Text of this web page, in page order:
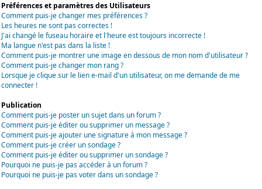
Préférences et paramètres des Utilisateurs
Comment puis-je changer mes préférences ?
Les heures ne sont pas correctes !
J'ai changé le fuseau horaire et l'heure est toujours incorrecte !
Ma langue n'est pas dans la liste !
Comment puis-je montrer une image en dessous de mon nom d'utilisateur ?
Comment puis-je changer mon rang ?
Lorsque je clique sur le lien e-mail d'un utilisateur, on me demande de me
connecter !
Publication
Comment puis-je poster un sujet dans un forum ?
Comment puis-je éditer ou supprimer un message ?
Comment puis-je ajouter une signature à mon message ?
Comment puis-je créer un sondage ?
Comment puis-je éditer ou supprimer un sondage ?
Pourquoi ne puis-je pas accéder à un forum ?
Pourquoi ne puis-je pas voter dans un sondage ?